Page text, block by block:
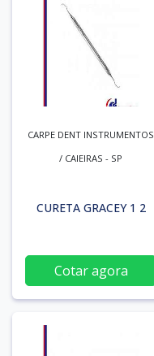
CARPE DENT INSTRUMENTOS
/ CAIEIRAS - SP
CURETA GRACEY 1 2
Cotar agora